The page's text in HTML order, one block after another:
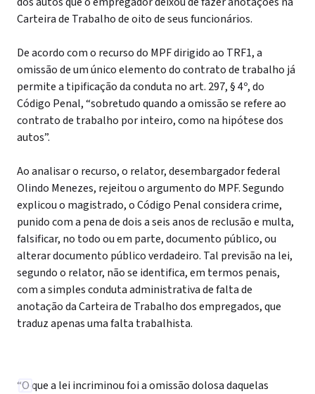
Carteira de Trabalho de oito de seus funcionários.
De acordo com o recurso do MPF dirigido ao TRF1, a
omissão de um único elemento do contrato de trabalho já
permite a tipificação da conduta no art. 297, § 4º, do
Código Penal, “sobretudo quando a omissão se refere ao
contrato de trabalho por inteiro, como na hipótese dos
autos”.
Ao analisar o recurso, o relator, desembargador federal
Olindo Menezes, rejeitou o argumento do MPF. Segundo
explicou o magistrado, o Código Penal considera crime,
punido com a pena de dois a seis anos de reclusão e multa,
falsificar, no todo ou em parte, documento público, ou
alterar documento público verdadeiro. Tal previsão na lei,
segundo o relator, não se identifica, em termos penais,
com a simples conduta administrativa de falta de
anotação da Carteira de Trabalho dos empregados, que
traduz apenas uma falta trabalhista.
“O que a lei incriminou foi a omissão dolosa daquelas